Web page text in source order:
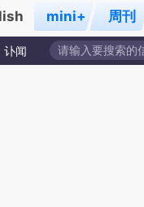
mini+ 周刊
讣闻